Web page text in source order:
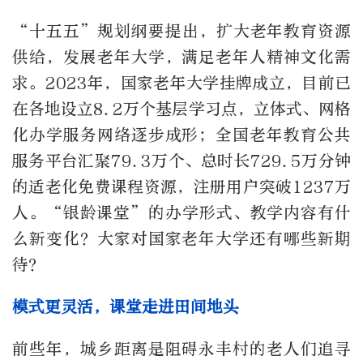
“十五五”规划纲要提出，扩大老年教育资源
供给，发展老年大学，满足老年人精神文化需
求。2023年，国家老年大学挂牌成立，目前已
在各地设立8.2万个基层学习点，立体式、网格
化办学服务网络逐步成形；全国老年教育公共
服务平台汇聚79.3万个、总时长729.5万分钟
的适老化免费课程资源，注册用户突破1237万
人。“银龄课堂”的办学形式、教学内容有什
么新变化？大家对国家老年大学还有哪些新期
待？
模式更灵活，课堂走进田间地头
前些年，城乡距离是阻碍永丰村的老人们追寻